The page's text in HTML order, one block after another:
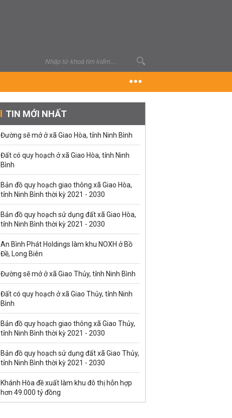
TIN MỚI NHẤT
Đường sẽ mở ở xã Giao Hòa, tỉnh Ninh Bình
Đất có quy hoạch ở xã Giao Hòa, tỉnh Ninh
Bình
Bản đồ quy hoạch giao thông xã Giao Hòa,
tỉnh Ninh Bình thời kỳ 2021 - 2030
Bản đồ quy hoạch sử dụng đất xã Giao Hòa,
tỉnh Ninh Bình thời kỳ 2021 - 2030
An Bình Phát Holdings làm khu NOXH ở Bồ
Đề, Long Biên
Đường sẽ mở ở xã Giao Thủy, tỉnh Ninh Bình
Đất có quy hoạch ở xã Giao Thủy, tỉnh Ninh
Bình
Bản đồ quy hoạch giao thông xã Giao Thủy,
tỉnh Ninh Bình thời kỳ 2021 - 2030
Bản đồ quy hoạch sử dụng đất xã Giao Thủy,
tỉnh Ninh Bình thời kỳ 2021 - 2030
Khánh Hòa đề xuất làm khu đô thị hỗn hợp
hơn 49.000 tỷ đồng